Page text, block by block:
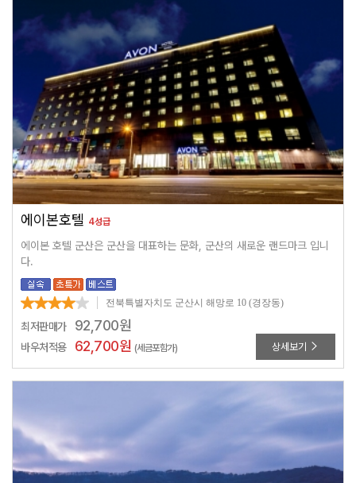
에이본호텔 4성급
에이본 호텔 군산은 군산을 대표하는 문화, 군산의 새로운 랜드마크 입니
다.
전북특별자치도 군산시 해망로 10 (경장동)
최저판매가 92,700원
바우처적용 62,700원 (세금포함가) 상세보기